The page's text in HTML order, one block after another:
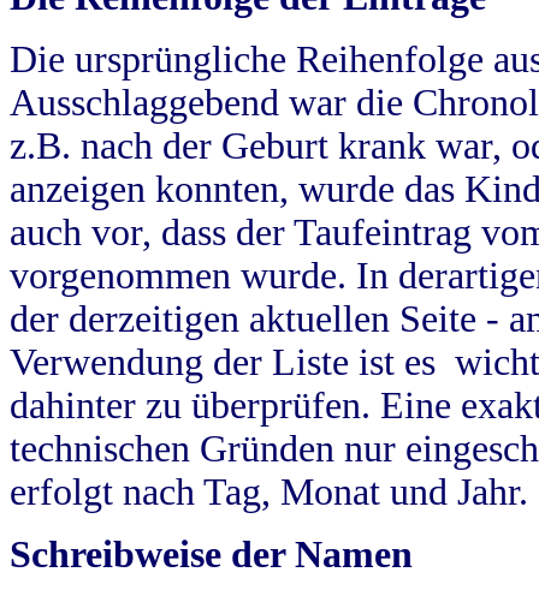
Die ursprüngliche Reihenfolge
Ausschlaggebend war die
z.B. nach der Geburt krank war,
anzeigen konnten, wurde das
auch vor, dass der Taufeintrag
vorgenommen wurde. In
der derzeitigen aktuellen Seite -
Verwendung der Liste ist es
dahinter zu überprüfen. Eine
technischen Gründen nur
erfolgt nach Tag, Monat und Jahr.
Schreibweise der Namen